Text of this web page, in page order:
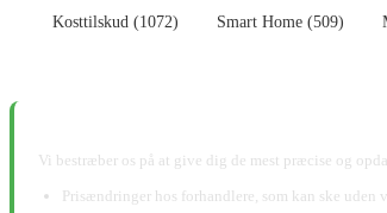
Kosttilskud (1072) Smart Home (509)
Vi bestræber os på at give dig de mest præcise og
Prisændringer hos forhandlere, som kan ske uden